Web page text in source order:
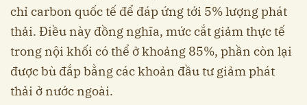
chỉ carbon quốc tế để đáp ứng tới 5% lượng phát
thải. Điều này đồng nghĩa, mức cắt giảm thực tế
trong nội khối có thể ở khoảng 85%, phần còn lại
được bù đắp bằng các khoản đầu tư giảm phát
thải ở nước ngoài.